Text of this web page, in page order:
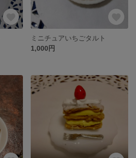
ミニチュアいちごタルト
1,000円